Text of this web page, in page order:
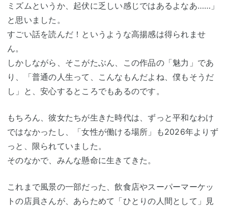
ミズムというか、起伏に乏しい感じではあるよなあ……」
と思いました。
すごい話を読んだ！というような高揚感は得られませ
ん。
しかしながら、そこがたぶん、この作品の「魅力」であ
り、「普通の人生って、こんなもんだよね、僕もそうだ
し」と、安心するところでもあるのです。
もちろん、彼女たちが生きた時代は、ずっと平和なわけ
ではなかったし、「女性が働ける場所」も2026年よりず
っと、限られていました。
そのなかで、みんな懸命に生きてきた。
これまで風景の一部だった、飲食店やスーパーマーケッ
トの店員さんが、あらためて「ひとりの人間として」見